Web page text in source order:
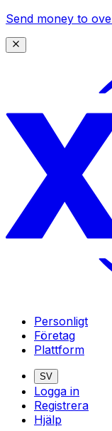
Send money to
Personligt
Företag
Plattform
SV
Logga in
Registrera
Hjälp